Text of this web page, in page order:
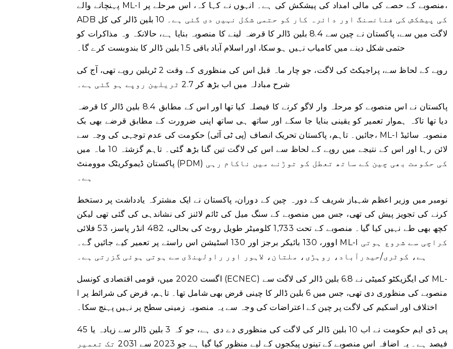
پہنچانے والے ML-I منصوبے کے حصے کی مالی امداد کی پیشکش کی ہے۔ انہوں نے کہا کہ، اس مرحلے پر،
ADB کی پیشکش کی فنانسنگ اور دائرہ کار کو حتمی شکل نہیں دی گئی ہے۔ 10 بلین ڈالر کی کل
لاگت میں سے، پاکستان نے چین سے 8.4 بلین ڈالر کا قرضہ لینے کا منصوبہ بنایا ہے، حالانکہ وہ مذاکرات کو
حتمی شکل دینے میں کامیاب نہیں ہو سکا، اور اسلام آباد باقی 1.5 بلین ڈالر کا بندوبست کرے گا۔
روپے کے لحاظ سے، پراجیکٹ کی لاگت، جو چار ماہ قبل اس کی منظوری کے وقت 2 ٹریلین روپے تھی، آج کی
شرح مبادلہ میں اب بڑھ کر 2.7 ٹریلین روپے ہو گئی ہے۔
پاکستان نے اس منصوبے کو مرحلہ وار لاگو کرنے کا فیصلہ کیا تھا اور اس کے مطابق 8.4 بلین ڈالر کا قرضہ
دیا تھا تاکہ ہموار تعمیر کو یقینی بنایا جا سکے اور ساتھ ہی ساتھ اپنی ضرورت کے مطابق قرضے بھی بک
جائیں۔ تاہم، پاکستان تحریک انصاف (پی ٹی آئی) حکومت کی عدم توجہی کی وجہ سے، ML-I منصوبہ سائیڈ
لائن رہا اور اس کے نتیجے میں روپے کے لحاظ سے اس کی لاگت تین گنا بڑھ گئی۔ تاہم گزشتہ 10 ماہ میں
پاکستان ڈیموکریٹک موومنٹ (PDM) کی حکومت بھی چین کے ساتھ تعطل کو توڑنے میں ناکام رہی
ہے۔
نومبر میں وزیر اعظم شہباز شریف کے دورہ چین کے دوران، پاکستان نے ایک مشترکہ یادداشت پر دستخط
کرنے کی تجویز پیش کی تھی، جس میں منصوبے کے سنگ میل کی ٹائم لائنز کی نشاندہی کی گئی تھی لیکن
کچھ بھی طے نہیں کیا گیا۔ منصوبے کے تحت 1,733 کلومیٹر طویل روٹ کی بحالی، 482 انڈر پاسز، 53 فلائی
اوور، 130 بائیکر برجز اور 130 اسٹیشن اس راستے پر تعمیر کیے جائیں گے۔ ML-I کراچی سے شروع ہوتی
ہے، کوٹری/حیدرآباد، روہڑی، ملتان، لاہور اور راولپنڈی سے ہوتی ہوئی گزرتی ہے۔
اگست 2020 میں، قومی اقتصادی کونسل (ECNEC) کی ایگزیکٹو کمیٹی نے 6.8 بلین ڈالر کی لاگت سے ML-
I منصوبے کی منظوری دی تھی، جس میں 6 بلین ڈالر کا چینی قرض بھی شامل تھا۔ تاہم، قرض کی شرائط پر
اختلاف اور اسکیم کی لاگت پر چین کے اعتراضات کی وجہ سے یہ منصوبہ زمینی سطح پر نہیں پہنچ سکا۔
پی ڈی ایم حکومت نے اب 10 بلین ڈالر کی لاگت کی منظوری دے دی ہے، جو کہ 3 بلین ڈالر سے زیادہ یا 45
فیصد ہے۔ یہ اضافہ اس منصوبے کے تینوں پیکجوں کے لیے منظور کیا گیا ہے جو 2023 سے 2031 تک تعمیر